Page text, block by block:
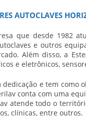
AUTOCLAVES
que desde 1982
e outros
Além disso, a
e eletrônicos,
e tem como
conta com uma
atende todo o
clínicas, entre outros.